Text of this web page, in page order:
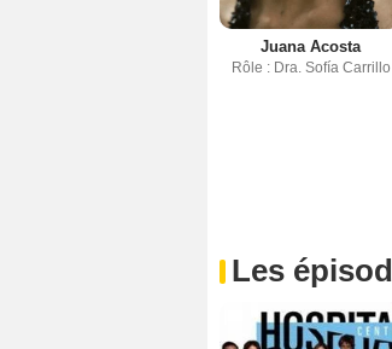
Juana Acosta
Rôle : Dra. Sofía Carrillo
Les